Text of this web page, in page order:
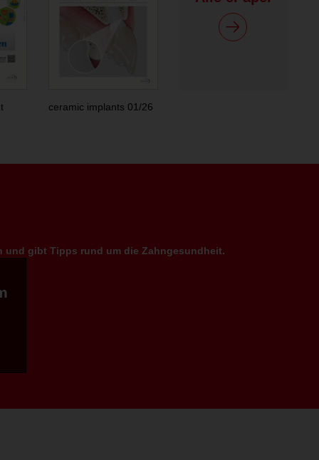
ceramic implants 01/26
und gibt Tipps rund um die Zahngesundheit.